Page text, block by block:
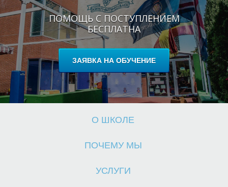
ПОМОЩЬ С ПОСТУПЛЕНИЕМ
БЕСПЛАТНА
ЗАЯВКА НА ОБУЧЕНИЕ
О ШКОЛЕ
ПОЧЕМУ МЫ
УСЛУГИ
Ш